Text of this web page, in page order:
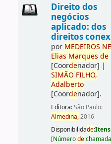
Direito dos
negócios
aplicado: dos
direitos
por MEDEIROS
Elias Marques de
[Coordenador] |
SIMÃO FILHO,
Adalberto
[Coordenador].
Editora:São Paulo:
Almedina,2016
Disponibilidade:
[Númerode